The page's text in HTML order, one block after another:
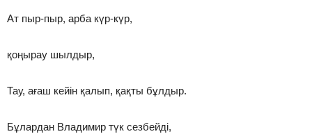
Ат пыр-пыр, арба күр-күр,
қоңырау шылдыр,
Тау, ағаш кейін қалып, қақты бұлдыр.
Бұлардан Владимир түк сезбейді,